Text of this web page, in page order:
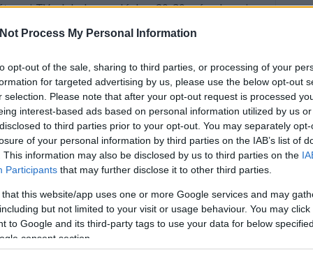
Process My Personal Information
opt-out of the sale, sharing to third parties, or processing of your
for targeted advertising by us, please use the below opt-out
selection. Please note that after your opt-out request is processed
interest-based ads based on personal information utilized by us
to third parties prior to your opt-out. You may separately
of your personal information by third parties on the IAB’s list of
This information may also be disclosed by us to third parties on the
Participants that may further disclose it to other third parties.
that this website/app uses one or more Google services and may
but not limited to your visit or usage behaviour. You may
to Google and its third-party tags to use your data for below
consent section.
a mi TV-nk bekapcsoláskor 20-30 másodpercig
este egy halk film miatt felnyomtuk a
üvölteni fog bekapcsoláskor...Roppant
nem tudnak kinevelni belőle...a következő TV-
ne legyen a listán.
t?
először mérd fel otthon a terepet!
és figyeld meg a körülményeket,pl.
nézni szoktad?
kerül majd? Előbbiek esetén egy kisebb
majd, ahol évente max két hétig fogod fél-fél
fogod nyúzni? Nyilván más minőségű TV is